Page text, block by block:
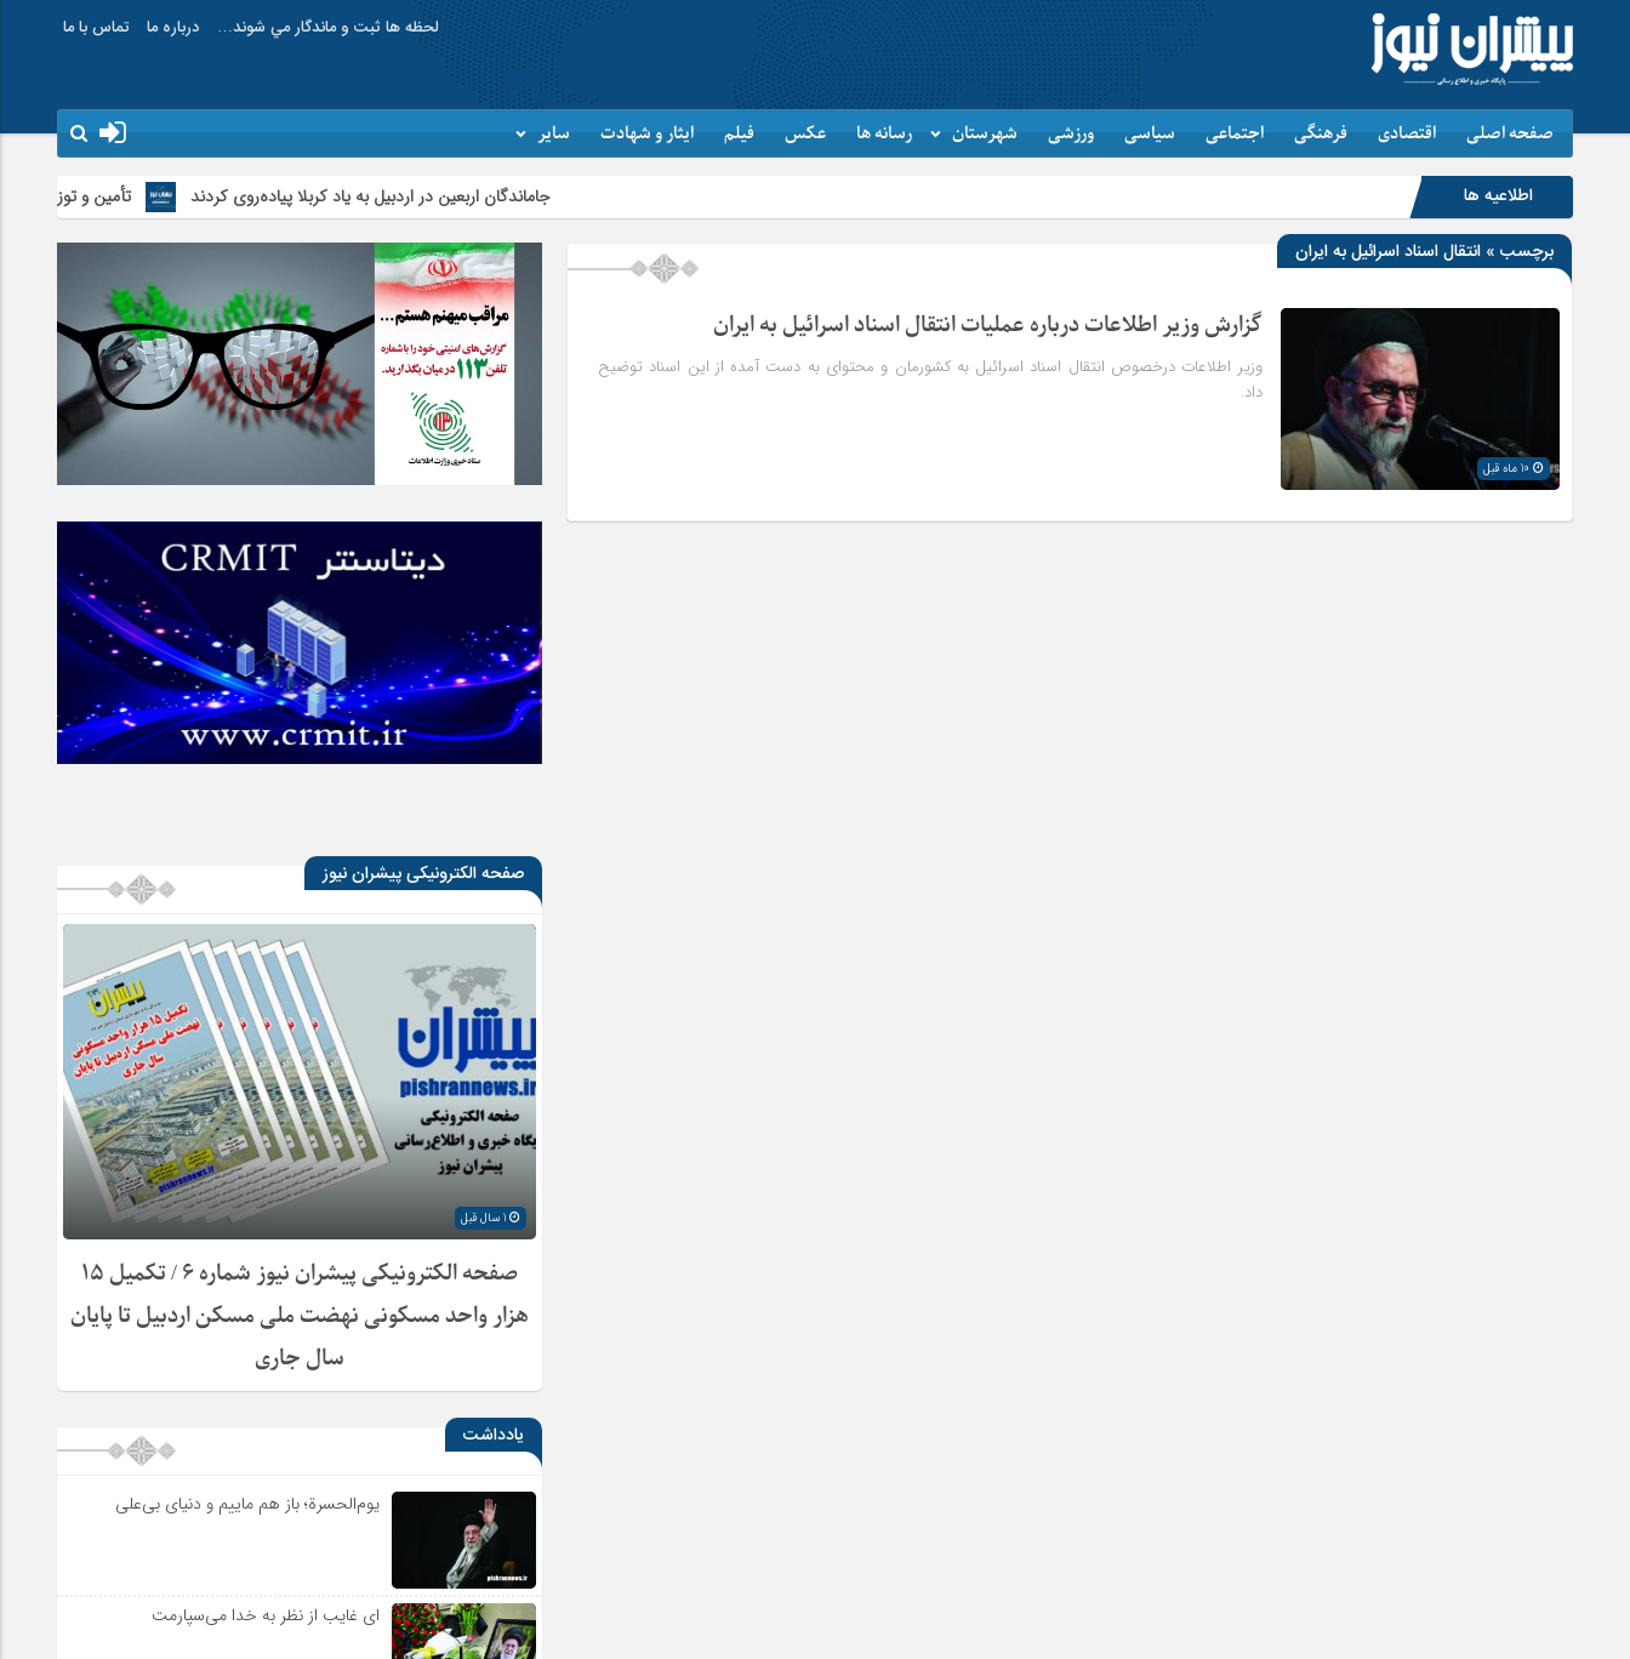
لحظه ها ثبت و ماندگار مي شوند… درباره ما تماس با ما
صفحه اصلی اقتصادی فرهنگی اجتماعی سیاسی ورزشی شهرستان رسانه ها عکس فیلم ایثار و شهادت سایر
اطلاعیه ها جاماندگان اربعین در اردبیل به یاد کربلا پیاده‌روی کردند تأمین و توزیع ۱۲۰هزار تن کالای اساسی در استان اردبیل/ خط دوم ایکس‌ری گمرک بیله‌سوار با تجهیزات مدرن عملیاتی خواهد شد
برچسب » انتقال اسناد اسرائیل به ایران
گزارش وزیر اطلاعات درباره عملیات انتقال اسناد اسرائیل به ایران
وزیر اطلاعات درخصوص انتقال اسناد اسرائیل به کشورمان و محتوای به دست آمده از این اسناد توضیح
داد.
صفحه الکترونیکی پیشران نیوز
صفحه الکترونیکی پیشران نیوز شماره ۶ / تکمیل ۱۵
هزار واحد مسکونی نهضت ملی مسکن اردبیل تا پایان
سال جاری
یادداشت
یوم‌الحسرة؛ باز هم ماییم و دنیای بی‌علی
ای غایب از نظر به خدا می‌سپارمت